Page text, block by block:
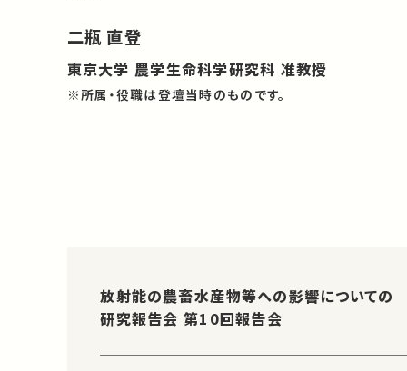
二瓶 直登
東京大学 農学生命科学研究科 准教授
※所属・役職は登壇当時のものです。
放射能の農畜水産物等への影響についての
研究報告会 第10回報告会